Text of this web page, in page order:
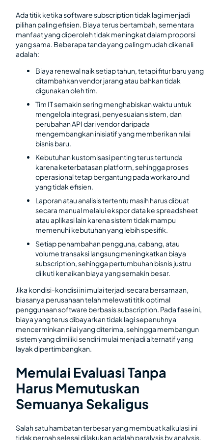
Ada titik ketika software subscription tidak lagi menjadi
pilihan paling efisien. Biaya terus bertambah, sementara
manfaat yang diperoleh tidak meningkat dalam proporsi
yang sama. Beberapa tanda yang paling mudah dikenali
adalah:
Biaya renewal naik setiap tahun, tetapi fitur baru yang
ditambahkan vendor jarang atau bahkan tidak
digunakan oleh tim.
Tim IT semakin sering menghabiskan waktu untuk
mengelola integrasi, penyesuaian sistem, dan
perubahan API dari vendor daripada
mengembangkan inisiatif yang memberikan nilai
bisnis baru.
Kebutuhan kustomisasi penting terus tertunda
karena keterbatasan platform, sehingga proses
operasional tetap bergantung pada workaround
yang tidak efisien.
Laporan atau analisis tertentu masih harus dibuat
secara manual melalui ekspor data ke spreadsheet
atau aplikasi lain karena sistem tidak mampu
memenuhi kebutuhan yang lebih spesifik.
Setiap penambahan pengguna, cabang, atau
volume transaksi langsung meningkatkan biaya
subscription, sehingga pertumbuhan bisnis justru
diikuti kenaikan biaya yang semakin besar.
Jika kondisi-kondisi ini mulai terjadi secara bersamaan,
biasanya perusahaan telah melewati titik optimal
penggunaan software berbasis subscription. Pada fase ini,
biaya yang terus dibayarkan tidak lagi sepenuhnya
mencerminkan nilai yang diterima, sehingga membangun
sistem yang dimiliki sendiri mulai menjadi alternatif yang
layak dipertimbangkan.
Memulai Evaluasi Tanpa
Harus Memutuskan
Semuanya Sekaligus
Salah satu hambatan terbesar yang membuat kalkulasi ini
tidak pernah selesai dilakukan adalah paralysis by analysis,